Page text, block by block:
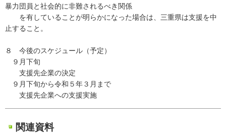
暴力団員と社会的に非難されるべき関係
を有していることが明らかになった場合は、三重県は支援を中
止すること。
８ 今後のスケジュール（予定）
９月下旬
支援先企業の決定
９月下旬から令和５年３月まで
支援先企業への支援実施
関連資料